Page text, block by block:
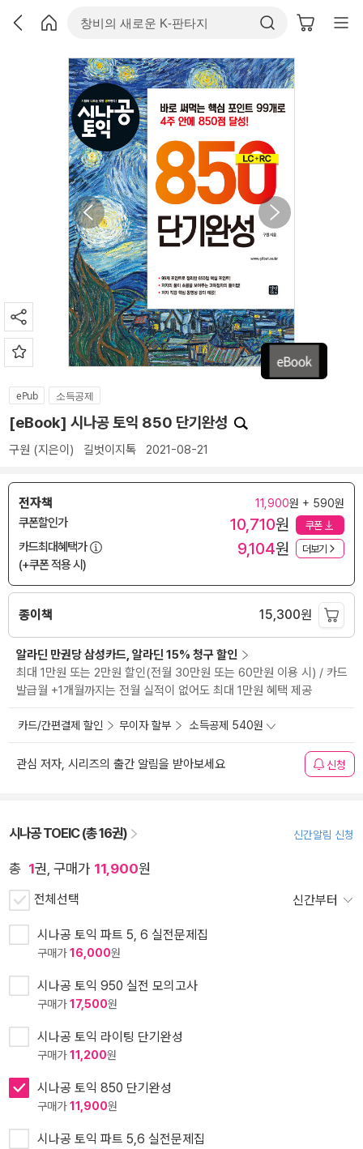
ePub 소득공제
[eBook] 시나공 토익 850 단기완성
구원 (지은이) 길벗이지톡 2021-08-21
전자책 11,900원 + 590원
쿠폰할인가 10,710원 쿠폰
카드최대혜택가
(+쿠폰 적용 시)
9,104원 더보기
종이책 15,300원
알라딘 만권당 삼성카드, 알라딘 15% 청구 할인
최대 1만원 또는 2만원 할인(전월 30만원 또는 60만원 이용 시) / 카드
발급월 +1개월까지는 전월 실적이 없어도 최대 1만원 혜택 제공
카드/간편결제 할인 무이자 할부 소득공제 540원
관심 저자, 시리즈의 출간 알림을 받아보세요 신청
시나공 TOEIC (총 16권) 신간알림 신청
총 1권, 구매가 11,900원
전체선택 신간부터
시나공 토익 파트 5, 6 실전문제집
구매가16,000원
시나공 토익 950 실전 모의고사
구매가17,500원
시나공 토익 라이팅 단기완성
구매가11,200원
시나공 토익 850 단기완성
구매가11,900원
시나공 토익 파트 5,6 실전문제집